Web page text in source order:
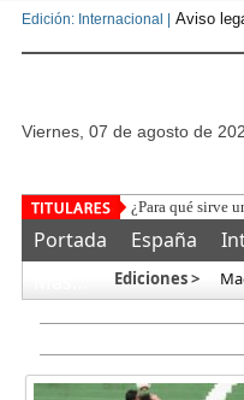
Edición: Internacional | Aviso
viernes, 07 de agosto de
¿Para qué sirve
Portada España
Ediciones >